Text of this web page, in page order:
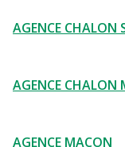
AGENCE CHALON
AGENCE CHALON
AGENCE MACON